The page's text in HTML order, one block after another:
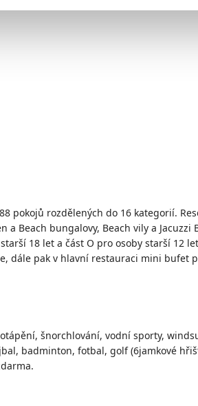
pokojů rozdělených do 16 kategorií.
Beach bungalovy, Beach vily a Jacuzzi
18 let a část O pro osoby starší 12
dále pak v hlavní restauraci mini bufet
šnorchlování, vodní sporty,
badminton, fotbal, golf (6jamkové